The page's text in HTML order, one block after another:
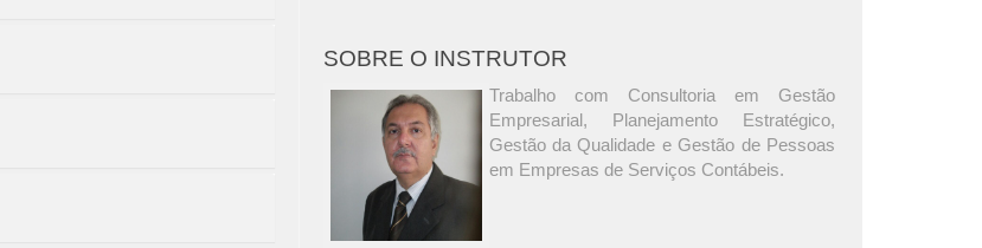
SOBRE O INSTRUTOR
Trabalho com Consultoria em Gestão
Empresarial, Planejamento Estratégico,
Gestão da Qualidade e Gestão de Pessoas
em Empresas de Serviços Contábeis.